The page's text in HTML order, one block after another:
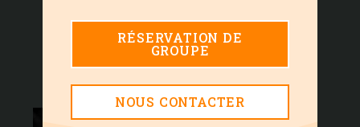
RÉSERVATION DE
GROUPE
NOUS CONTACTER